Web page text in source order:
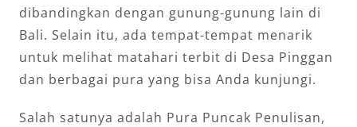
dibandingkan dengan gunung-gunung lain di
Bali. Selain itu, ada tempat-tempat menarik
untuk melihat matahari terbit di Desa Pinggan
dan berbagai pura yang bisa Anda kunjungi.
Salah satunya adalah Pura Puncak Penulisan,